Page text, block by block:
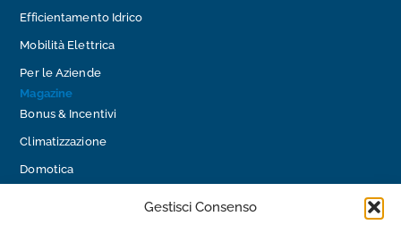
Gestisci Consenso
Efficientamento Idrico
Mobilità Elettrica
Per le Aziende
Magazine
Bonus & Incentivi
Climatizzazione
Domotica